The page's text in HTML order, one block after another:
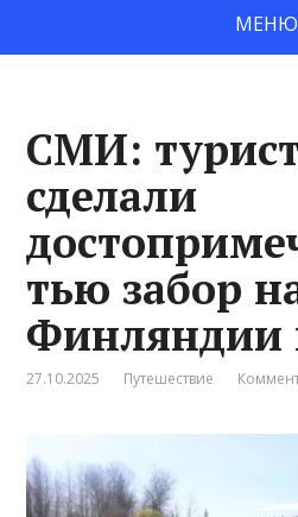
МЕНЮ
СМИ:
сделали
тью забор
Финляндии
27.10.2025 Путешествие